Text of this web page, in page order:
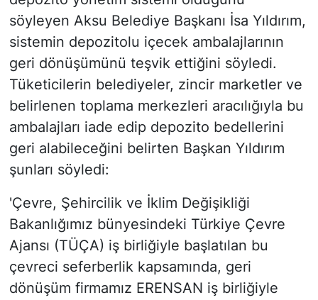
söyleyen Aksu Belediye Başkanı İsa Yıldırım,
sistemin depozitolu içecek ambalajlarının
geri dönüşümünü teşvik ettiğini söyledi.
Tüketicilerin belediyeler, zincir marketler ve
belirlenen toplama merkezleri aracılığıyla bu
ambalajları iade edip depozito bedellerini
geri alabileceğini belirten Başkan Yıldırım
şunları söyledi:
'Çevre, Şehircilik ve İklim Değişikliği
Bakanlığımız bünyesindeki Türkiye Çevre
Ajansı (TÜÇA) iş birliğiyle başlatılan bu
çevreci seferberlik kapsamında, geri
dönüşüm firmamız ERENSAN iş birliğiyle